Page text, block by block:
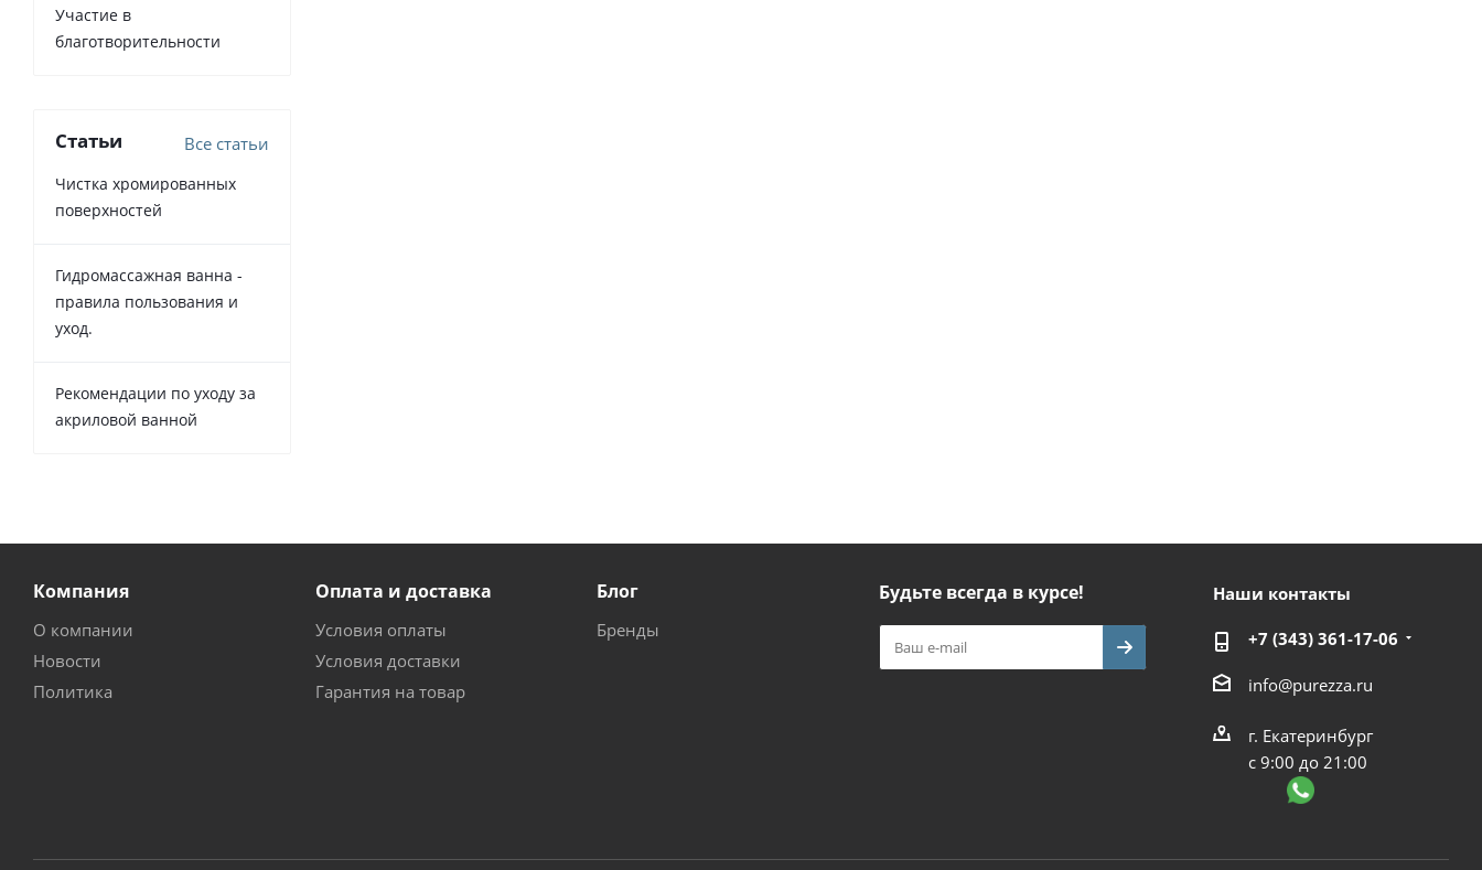
Участие в
благотворительности
Статьи Все статьи
Чистка хромированных
поверхностей
Гидромассажная ванна -
правила пользования и
уход.
Рекомендации по уходу за
акриловой ванной
Компания
О компании
Новости
Политика
Оплата и доставка
Условия оплаты
Условия доставки
Гарантия на товар
Блог
Бренды
Будьте всегда в курсе! Наши контакты
+7 (343) 361-17-06
info@purezza.ru
г. Екатеринбург
с 9:00 до 21:00